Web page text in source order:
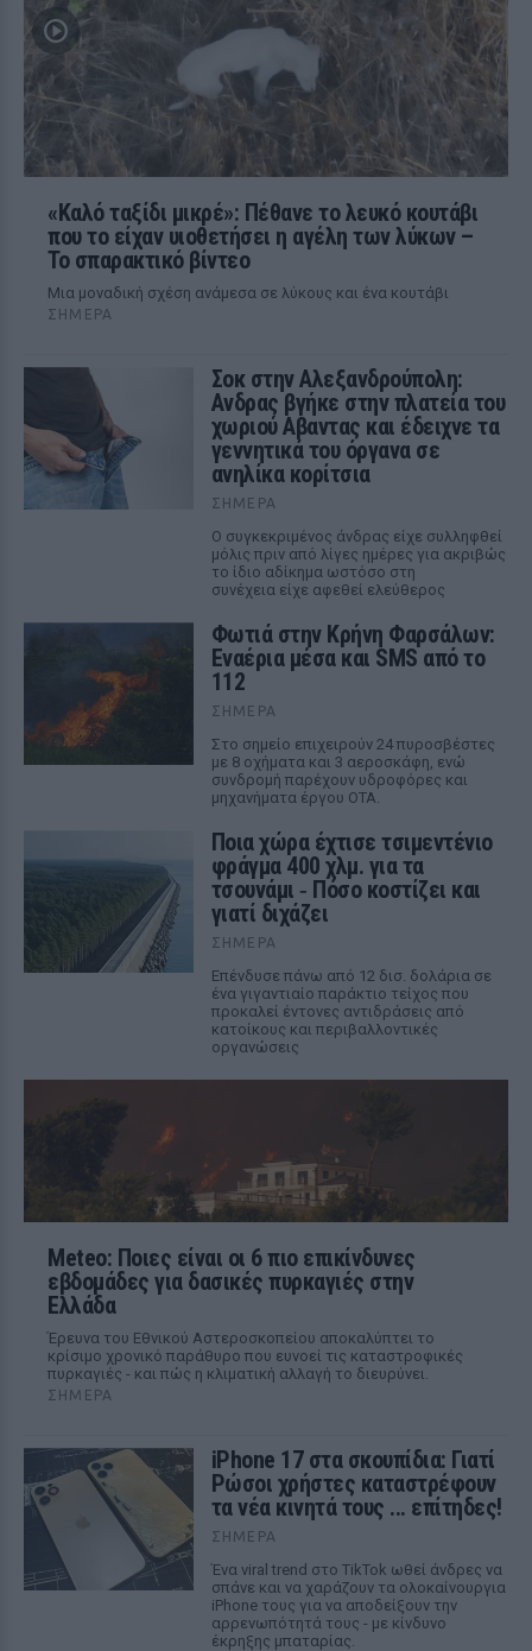
«Καλό ταξίδι μικρέ»: Πέθανε το λευκό κουτάβι
που το είχαν υιοθετήσει η αγέλη των λύκων –
Το σπαρακτικό βίντεο
Μια μοναδική σχέση ανάμεσα σε λύκους και ένα κουτάβι
ΣΉΜΕΡΑ
Σοκ στην Αλεξανδρούπολη:
Ανδρας βγήκε στην πλατεία του
χωριού Αβαντας και έδειχνε τα
γεννητικά του όργανα σε
ανηλίκα κορίτσια
ΣΉΜΕΡΑ
Ο συγκεκριμένος άνδρας είχε συλληφθεί
μόλις πριν από λίγες ημέρες για ακριβώς
το ίδιο αδίκημα ωστόσο στη
συνέχεια είχε αφεθεί ελεύθερος
Φωτιά στην Κρήνη Φαρσάλων:
Εναέρια μέσα και SMS από το
112
ΣΉΜΕΡΑ
Στο σημείο επιχειρούν 24 πυροσβέστες
με 8 οχήματα και 3 αεροσκάφη, ενώ
συνδρομή παρέχουν υδροφόρες και
μηχανήματα έργου ΟΤΑ.
Ποια χώρα έχτισε τσιμεντένιο
φράγμα 400 χλμ. για τα
τσουνάμι ‑ Πόσο κοστίζει και
γιατί διχάζει
ΣΉΜΕΡΑ
Επένδυσε πάνω από 12 δισ. δολάρια σε
ένα γιγαντιαίο παράκτιο τείχος που
προκαλεί έντονες αντιδράσεις από
κατοίκους και περιβαλλοντικές
οργανώσεις
Meteo: Ποιες είναι οι 6 πιο επικίνδυνες
εβδομάδες για δασικές πυρκαγιές στην
Ελλάδα
Έρευνα του Εθνικού Αστεροσκοπείου αποκαλύπτει το
κρίσιμο χρονικό παράθυρο που ευνοεί τις καταστροφικές
πυρκαγιές - και πώς η κλιματική αλλαγή το διευρύνει.
ΣΉΜΕΡΑ
iPhone 17 στα σκουπίδια: Γιατί
Ρώσοι χρήστες καταστρέφουν
τα νέα κινητά τους ... επίτηδες!
ΣΉΜΕΡΑ
Ένα viral trend στο TikTok ωθεί άνδρες να
σπάνε και να χαράζουν τα ολοκαίνουργια
iPhone τους για να αποδείξουν την
αρρενωπότητά τους - με κίνδυνο
έκρηξης μπαταρίας.